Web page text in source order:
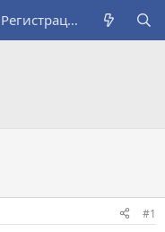
Регистрация
#1